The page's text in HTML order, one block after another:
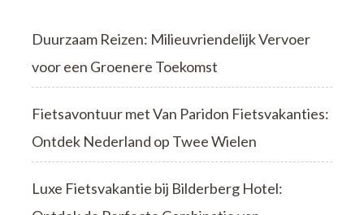
Duurzaam Reizen: Milieuvriendelijk Vervoer
voor een Groenere Toekomst
Fietsavontuur met Van Paridon Fietsvakanties:
Ontdek Nederland op Twee Wielen
Luxe Fietsvakantie bij Bilderberg Hotel: